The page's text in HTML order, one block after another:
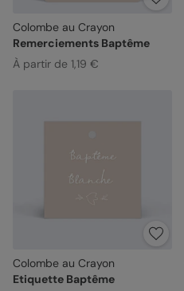
Colombe au Crayon
Remerciements Baptême
À partir de 1,19 €
Colombe au Crayon
Etiquette Baptême